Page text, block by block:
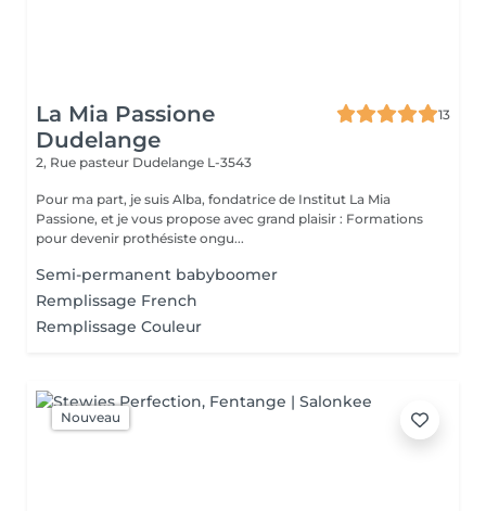
La Mia Passione
Dudelange
13
2, Rue pasteur Dudelange L-3543
Pour ma part, je suis Alba, fondatrice de Institut La Mia
Passione, et je vous propose avec grand plaisir : Formations
pour devenir prothésiste ongu...
Semi-permanent babyboomer
Remplissage French
Remplissage Couleur
Nouveau